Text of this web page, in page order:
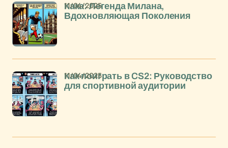
Кака: Легенда Милана,
Вдохновляющая Поколения
11/04/2025
Как поиграть в CS2: Руководство
для спортивной аудитории
11/04/2025